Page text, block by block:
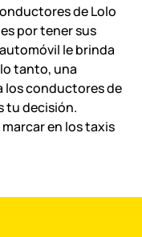
de Lolo
por tener sus
le brinda
tanto, una
los conductores de
tu decisión.
en los taxis